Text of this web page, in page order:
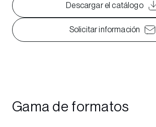
Descargar el catálogo
Solicitar información
Gama de formatos